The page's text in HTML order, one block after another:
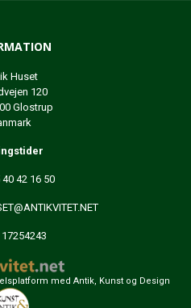
Huset
120
Glostrup
42 16 50
17254243
med Antik, Kunst og Design